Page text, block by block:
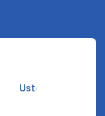
Ustozlar suhbatin